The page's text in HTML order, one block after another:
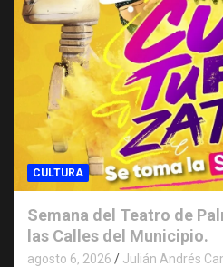
CULTURA
Semana del Teatro de
las Calles del Municipio.
agosto 6, 2026 Julián Andrés